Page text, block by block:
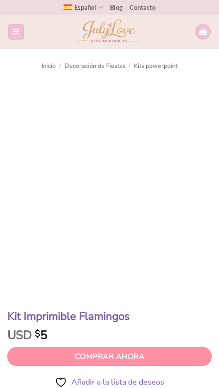
Español Blog Contacto
Inicio / Decoración de Fiestas / Kits powerpoint
Kit Imprimible Flamingos
USD $5
COMPRAR AHORA
Añadir a la lista de deseos